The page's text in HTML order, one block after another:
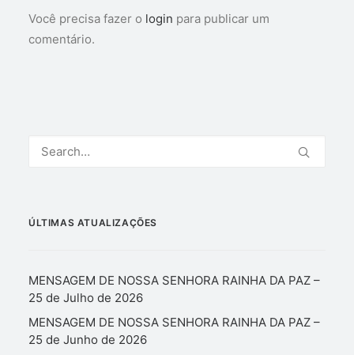
Você precisa fazer o login para publicar um
comentário.
ÚLTIMAS ATUALIZAÇÕES
MENSAGEM DE NOSSA SENHORA RAINHA DA PAZ –
25 de Julho de 2026
MENSAGEM DE NOSSA SENHORA RAINHA DA PAZ –
25 de Junho de 2026